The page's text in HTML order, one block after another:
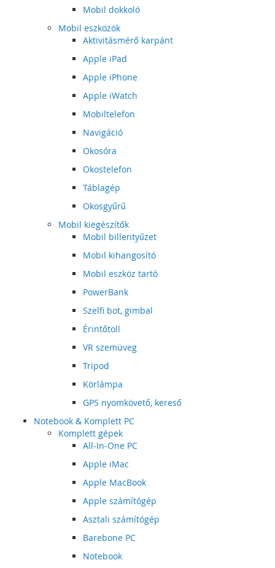
Mobil dokkoló
Mobil eszközök
Aktivitásmérő karpánt
Apple iPad
Apple iPhone
Apple iWatch
Mobiltelefon
Navigáció
Okosóra
Okostelefon
Táblagép
Okosgyűrű
Mobil kiegészítők
Mobil billentyűzet
Mobil kihangosító
Mobil eszköz tartó
PowerBank
Szelfi bot, gimbal
Érintőtoll
VR szemüveg
Tripod
Körlámpa
GPS nyomkövető, kereső
Notebook & Komplett PC
Komplett gépek
All-In-One PC
Apple iMac
Apple MacBook
Apple számítógép
Asztali számítógép
Barebone PC
Notebook